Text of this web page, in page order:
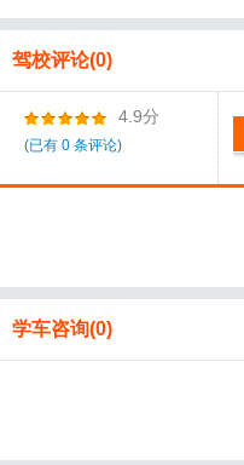
驾校评论(0)
4.9分
(已有 0 条评论)
学车咨询(0)